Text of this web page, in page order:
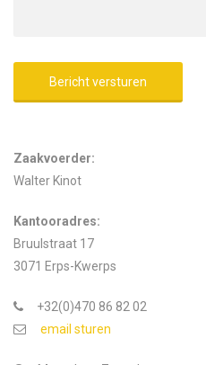
Zaakvoerder:
Walter Kinot
Kantooradres:
Bruulstraat 17
3071 Erps-Kwerps
+32(0)470 86 82 02
email sturen